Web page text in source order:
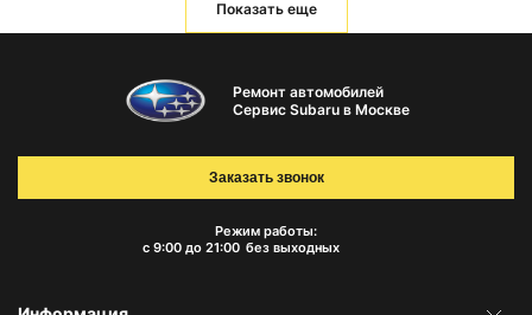
Показать еще
Ремонт автомобилей
Сервис Subaru в Москве
Режим работы:
с 9:00 до 21:00 без выходных
Заказать звонок